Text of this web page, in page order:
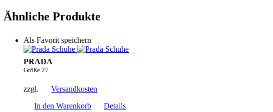
Ähnliche Produkte
Als Favorit speichern
PRADA
Größe 27
zzgl.
Versandkosten
In den Warenkorb
Details